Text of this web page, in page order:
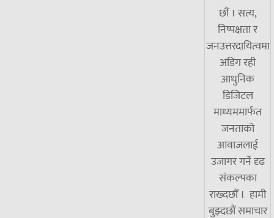
छौं । सत्य,
निष्पक्षता र
जनउत्तरदायित्वमा
अडिग रही
आधुनिक
डिजिटल
माध्यममार्फत
जनताको
आवाजलाई
उजागर गर्ने दृढ
संकल्पका
राख्दछौँ । हामी
बुझ्दछौं समाचार